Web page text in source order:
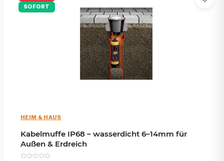
SOFORT
HEIM & HAUS
Kabelmuffe IP68 – wasserdicht 6–14mm für
Außen & Erdreich